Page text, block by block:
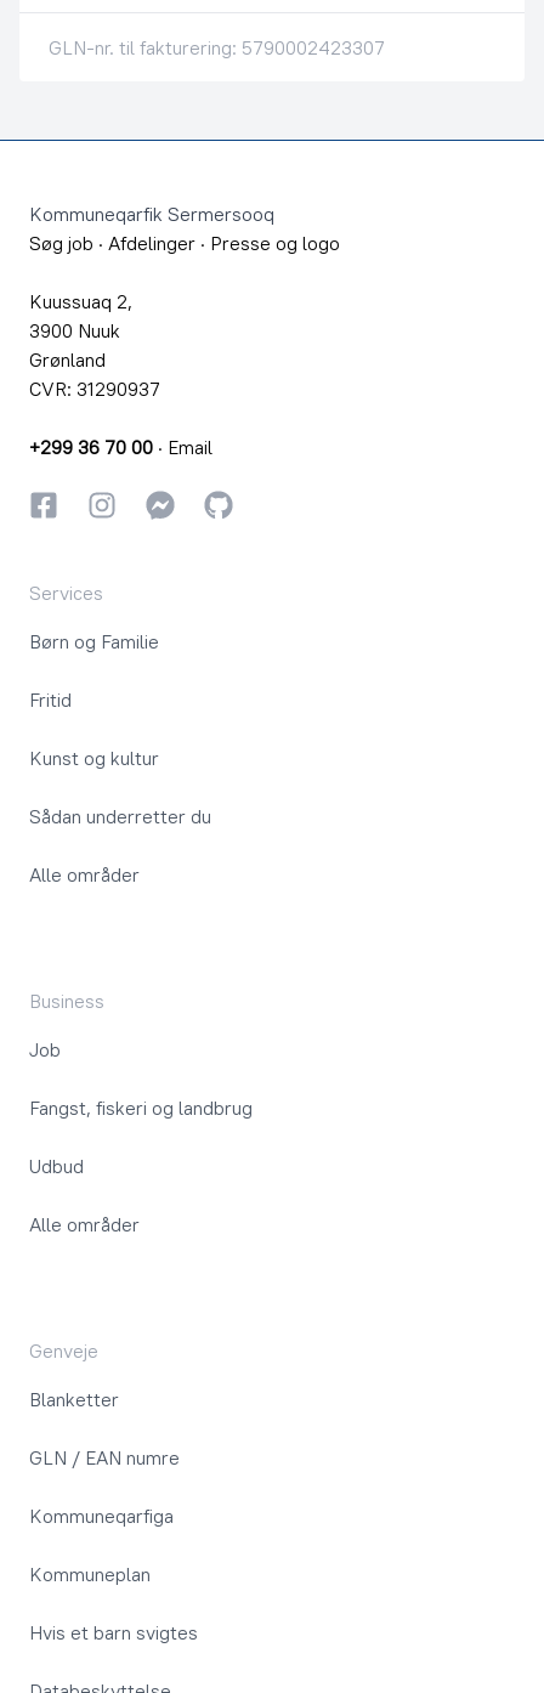
GLN-nr. til fakturering: 5790002423307
Kommuneqarfik Sermersooq
Søg job · Afdelinger · Presse og logo
Kuussuaq 2,
3900 Nuuk
Grønland
CVR: 31290937
+299 36 70 00 · Email
FacebookInstagramInstagram
GitHub
Services
Børn og Familie
Fritid
Kunst og kultur
Sådan underretter du
Alle områder
Business
Job
Fangst, fiskeri og landbrug
Udbud
Alle områder
Genveje
Blanketter
GLN / EAN numre
Kommuneqarfiga
Kommuneplan
Hvis et barn svigtes